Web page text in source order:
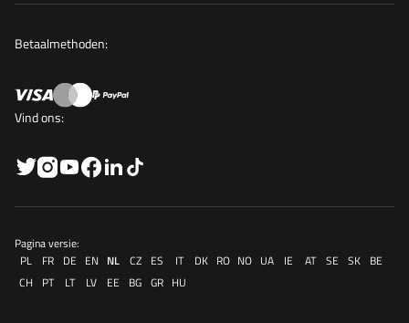
Betaalmethoden:
Vind ons:
Pagina versie:
PL
FR DE EN NL CZ ES IT DK RO NO UA IE AT SE SK BE
CH
PT LT LV EE BG GR HU